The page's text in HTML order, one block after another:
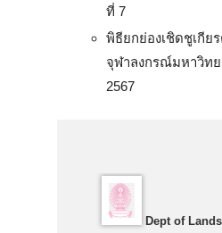
ที่ 7
พิธียกย่องเชิดชูเกีย
จุฬาลงกรณ์มหาวิท
2567
Dept of